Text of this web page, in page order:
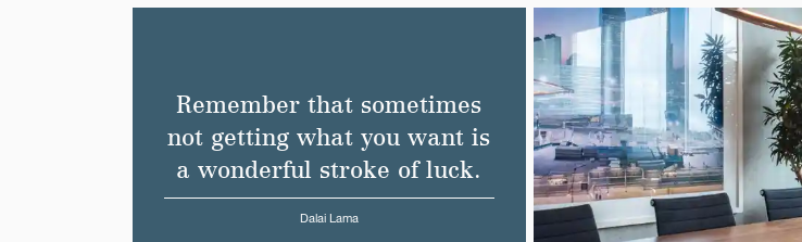
Remember that sometimes
not getting what you want is
a wonderful stroke of luck.
Dalai Lama